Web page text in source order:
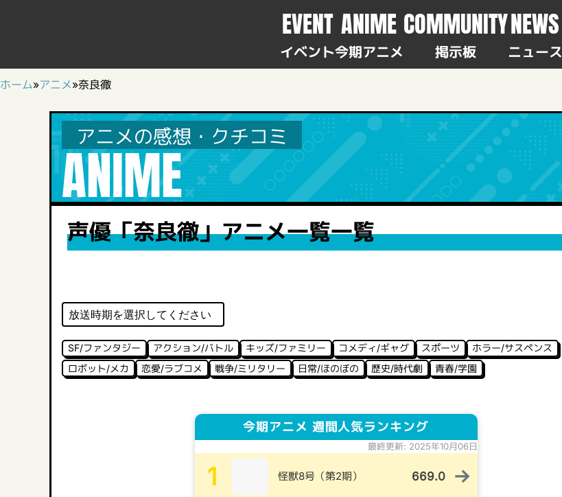
EVENT
イベント
ANIME
今期アニメ
COMMUNITY
掲示板
NEWS
ニュース
ホーム»アニメ»奈良徹
アニメの感想・クチコミ
ANIME
声優「奈良徹」アニメ一覧一覧
SF/ファンタジー アクション/バトル キッズ/ファミリー コメディ/ギャグ スポーツ
ホラー/サスペンス
ロボット/メカ
恋愛/ラブコメ 戦争/ミリタリー 日常/ほのぼの 歴史/時代劇 青春/学園
今期アニメ 週間人気ランキング
最終更新: 2025年10月06日
1 怪獣8号（第2期） 669.0 →